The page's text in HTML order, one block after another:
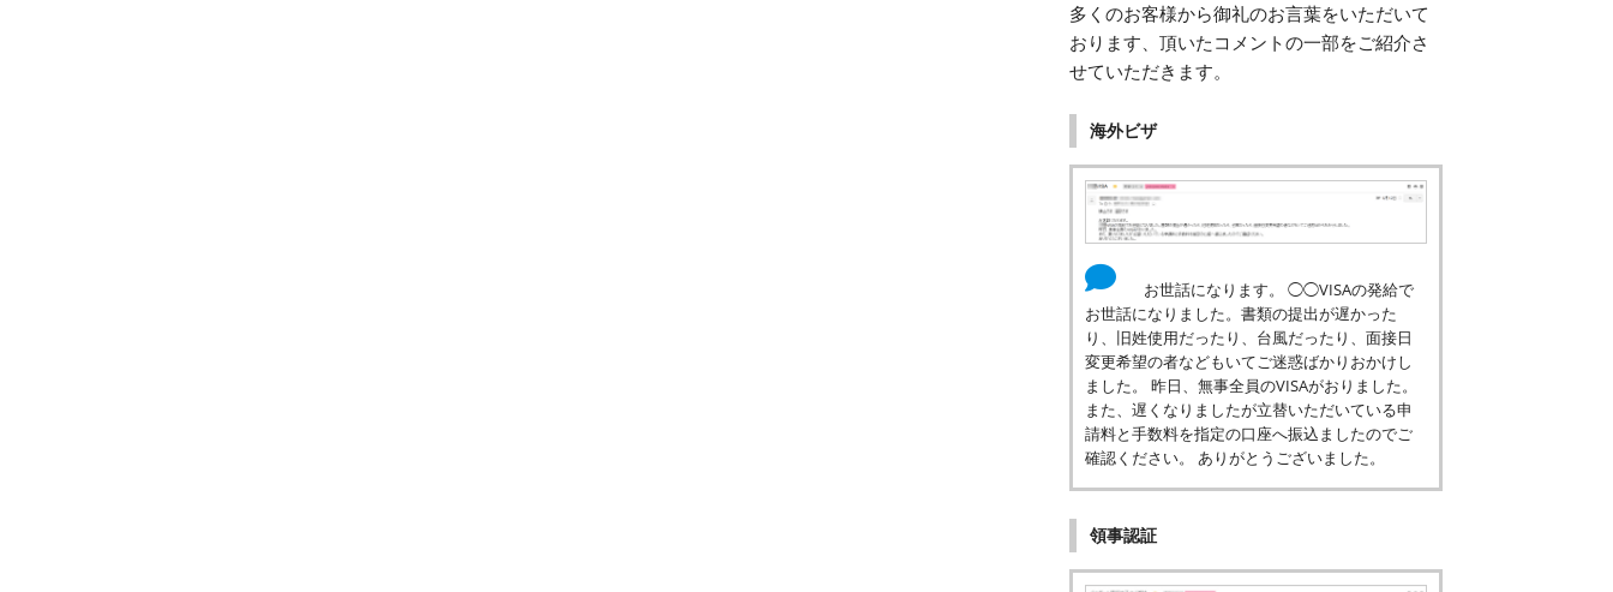
多くのお客様から御礼のお言葉をいただいて
おります、頂いたコメントの一部をご紹介さ
せていただきます。
海外ビザ
お世話になります。 ◯◯VISAの発給で
お世話になりました。書類の提出が遅かった
り、旧姓使用だったり、台風だったり、面接日
変更希望の者などもいてご迷惑ばかりおかけし
ました。 昨日、無事全員のVISAがおりました。
また、遅くなりましたが立替いただいている申
請料と手数料を指定の口座へ振込ましたのでご
確認ください。 ありがとうございました。
領事認証